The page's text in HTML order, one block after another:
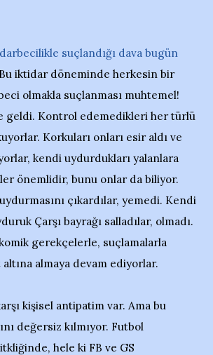
suçlandığı dava bugün
Bu iktidar döneminde herkesin bir
olmakla suçlanması muhtemel!
geldi. Kontrol edemedikleri her türlü
Korkuları onları esir aldı ve
kendi uydurdukları yalanlara
önemlidir, bunu onlar da biliyor.
uydurmasını çıkardılar, yemedi. Kendi
Çarşı bayrağı salladılar, olmadı.
gerekçelerle, suçlamalarla
almaya devam ediyorlar.
kişisel antipatim var. Ama bu
değersiz kılmıyor. Futbol
hele ki FB ve GS